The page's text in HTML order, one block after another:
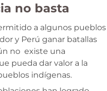
no basta
a algunos pueblos
y Perú ganar batallas
no existe una
pueda dar valor a la
indígenas.